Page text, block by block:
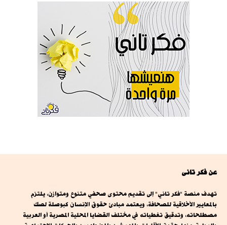
عن فكر تانى
تهدف منصة "فكر تاني" إلى تقديم محتوى صحفي متنوع ومتوازن، يلتزم
بالمعايير الأخلاقية للصحافة، ويعتمد مبادئ حقوق الإنسان كبوصلة لصك
مصطلحاته، وتدقيق تغطياته في مختلف القضايا المحلية المصرية أو العربية